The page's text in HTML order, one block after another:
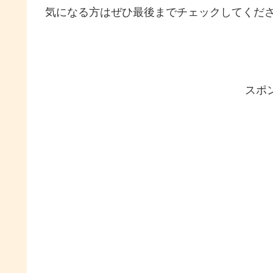
気になる方はぜひ最後までチェックしてくだ
スポ